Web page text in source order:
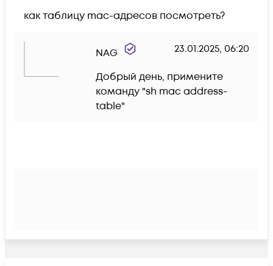
как таблицу mac-адресов посмотреть?
NAG 23.01.2025, 06:20
Добрый день, примените
команду "sh mac address-
table"